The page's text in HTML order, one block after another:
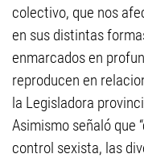
colectivo, que nos
en sus distintas
enmarcados en
reproducen en
la Legisladora
Asimismo señaló que
control sexista, las